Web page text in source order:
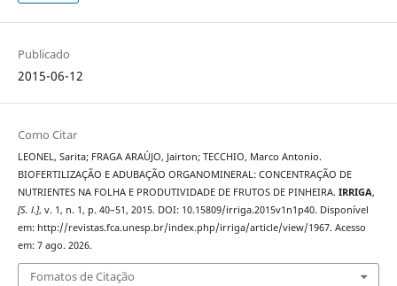
Publicado
2015-06-12
Como Citar
LEONEL, Sarita; FRAGA ARAÚJO, Jairton; TECCHIO, Marco Antonio.
BIOFERTILIZAÇÃO E ADUBAÇÃO ORGANOMINERAL: CONCENTRAÇÃO DE
NUTRIENTES NA FOLHA E PRODUTIVIDADE DE FRUTOS DE PINHEIRA. IRRIGA,
[S. l.], v. 1, n. 1, p. 40–51, 2015. DOI: 10.15809/irriga.2015v1n1p40. Disponível
em: http://revistas.fca.unesp.br/index.php/irriga/article/view/1967. Acesso
em: 7 ago. 2026.
Fomatos de Citação